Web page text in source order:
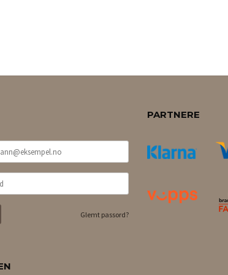
Glemt passord?
PARTNERE